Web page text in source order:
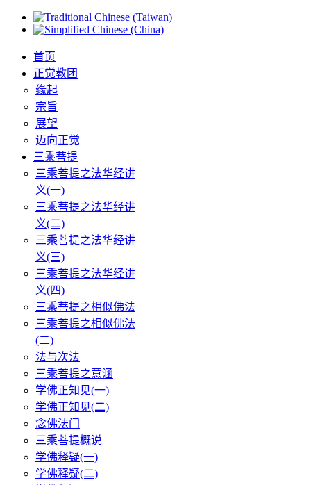
首页
正觉教团
缘起
宗旨
展望
迈向正觉
三乘菩提
三乘菩提之法华经讲
义(一)
三乘菩提之法华经讲
义(二)
三乘菩提之法华经讲
义(三)
三乘菩提之法华经讲
义(四)
三乘菩提之相似佛法
三乘菩提之相似佛法
(二)
法与次法
三乘菩提之意涵
学佛正知见(一)
学佛正知见(二)
念佛法门
三乘菩提概说
学佛释疑(一)
学佛释疑(二)